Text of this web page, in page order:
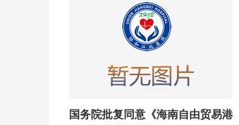
国务院批复同意《海南自由贸易港